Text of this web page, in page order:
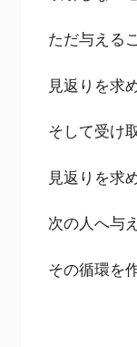
ただ与える
見返りを求
そして受け
見返りを求
次の人へ与
その循環を